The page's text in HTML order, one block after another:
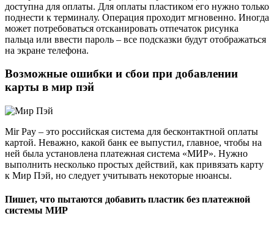
доступна для оплаты. Для оплаты пластиком его нужно только
поднести к терминалу. Операция проходит мгновенно. Иногда
может потребоваться отсканировать отпечаток рисунка
пальца или ввести пароль – все подсказки будут отображаться
на экране телефона.
Возможные ошибки и сбои при добавлении
карты в мир пэй
Mir Pay – это российская система для бесконтактной оплаты
картой. Неважно, какой банк ее выпустил, главное, чтобы на
ней была установлена платежная система «МИР». Нужно
выполнить несколько простых действий, как привязать карту
к Мир Пэй, но следует учитывать некоторые нюансы.
Пишет, что пытаются добавить пластик без платежной
системы МИР